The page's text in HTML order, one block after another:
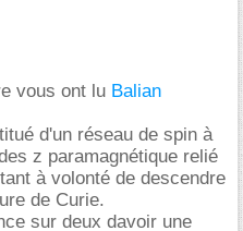
vous ont lu Balian
d'un réseau de spin à
z paramagnétique relié
à volonté de descendre
de Curie.
sur deux davoir une